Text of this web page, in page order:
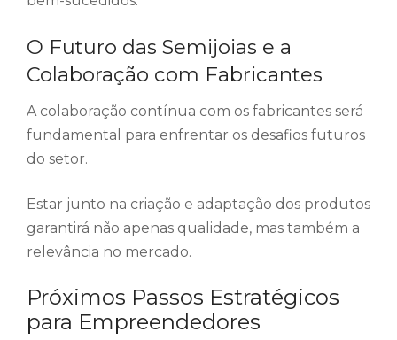
O Futuro das Semijoias e a
Colaboração com Fabricantes
A colaboração contínua com os fabricantes será
fundamental para enfrentar os desafios futuros
do setor.
Estar junto na criação e adaptação dos produtos
garantirá não apenas qualidade, mas também a
relevância no mercado.
Próximos Passos Estratégicos
para Empreendedores